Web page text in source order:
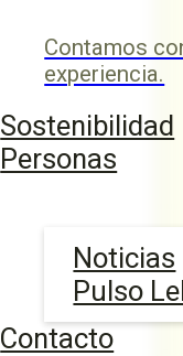
Contamos
experiencia.
Sostenibilidad
Personas
Noticias
Pulso
Contacto